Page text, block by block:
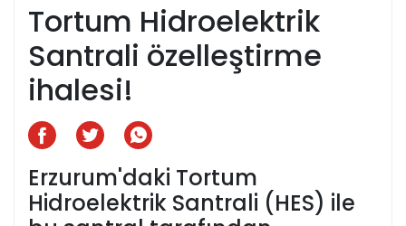
Tortum Hidroelektrik
Santrali özelleştirme
ihalesi!
Erzurum'daki Tortum
Hidroelektrik Santrali (HES) ile